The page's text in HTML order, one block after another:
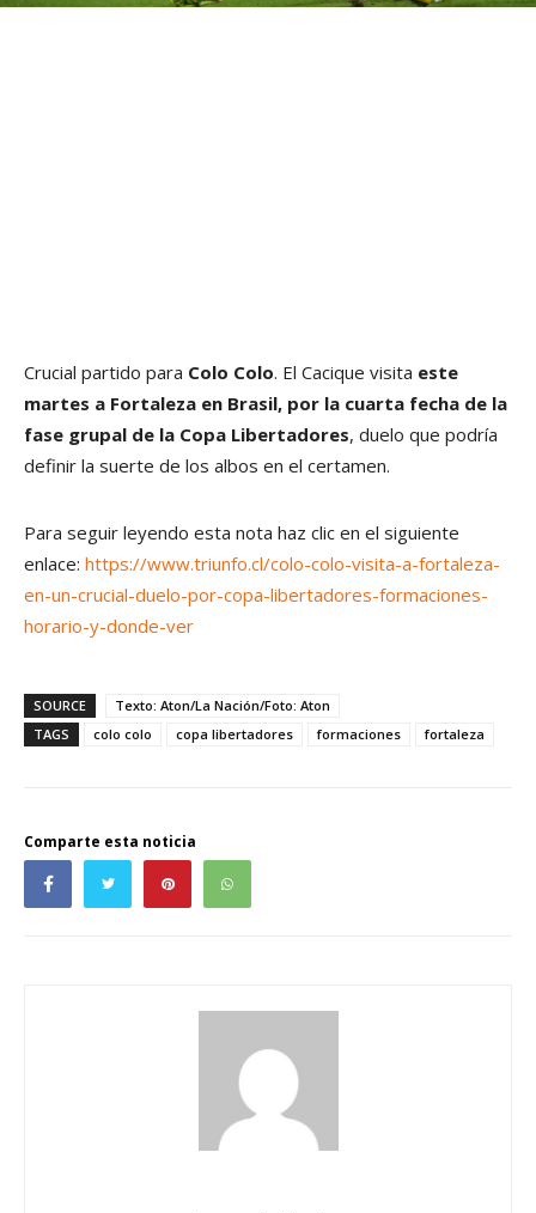
Crucial partido para Colo Colo. El Cacique visita este
martes a Fortaleza en Brasil, por la cuarta fecha de la
fase grupal de la Copa Libertadores, duelo que podría
definir la suerte de los albos en el certamen.
Para seguir leyendo esta nota haz clic en el siguiente
enlace: https://www.triunfo.cl/colo-colo-visita-a-fortaleza-
en-un-crucial-duelo-por-copa-libertadores-formaciones-
horario-y-donde-ver
SOURCE
Texto: Aton/La Nación/Foto: Aton
TAGS
colo colo copa libertadores formaciones fortaleza
Comparte esta noticia